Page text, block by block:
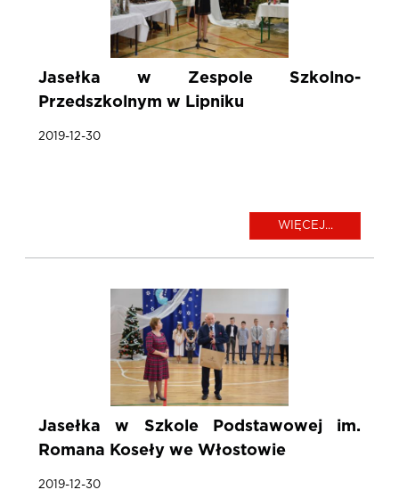
Jasełka w Zespole Szkolno-
Przedszkolnym w Lipniku
2019-12-30
WIĘCEJ...
Jasełka w Szkole Podstawowej im.
Romana Koseły we Włostowie
2019-12-30